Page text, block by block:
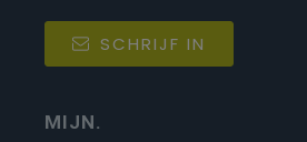
SCHRIJF IN
MIJN.